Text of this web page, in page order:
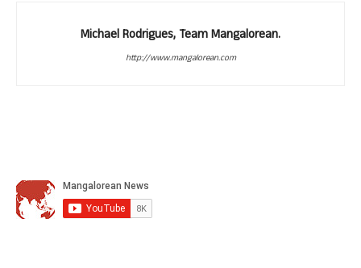
Michael Rodrigues, Team Mangalorean.
http://www.mangalorean.com